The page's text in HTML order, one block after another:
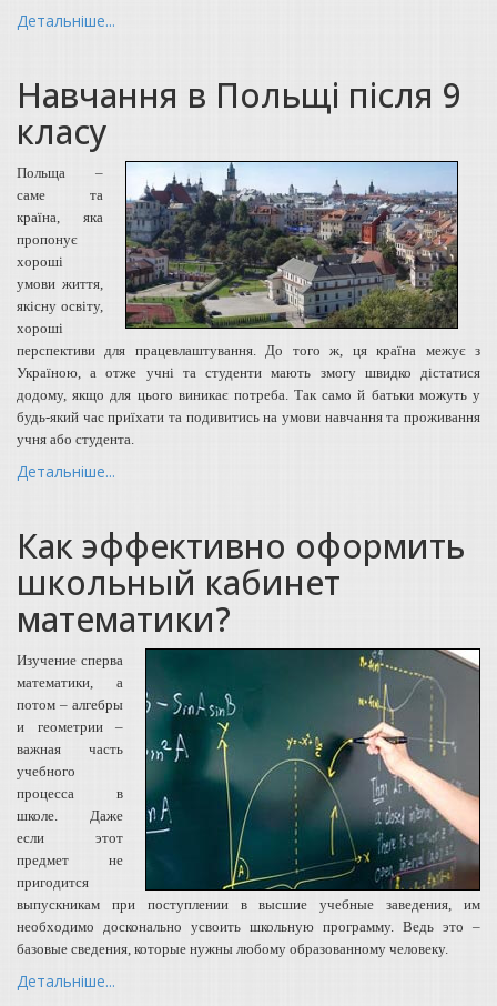
Детальніше...
Навчання в Польщі після 9
класу
Польща –
саме та
країна, яка
пропонує
хороші
умови життя,
якісну освіту,
хороші
перспективи для працевлаштування. До того ж, ця країна межує з
Україною, а отже учні та студенти мають змогу швидко дістатися
додому, якщо для цього виникає потреба. Так само й батьки можуть у
будь-який час приїхати та подивитись на умови навчання та проживання
учня або студента.
Детальніше...
Как эффективно оформить
школьный кабинет
математики?
Изучение сперва
математики, а
потом – алгебры
и геометрии –
важная часть
учебного
процесса в
школе. Даже
если этот
предмет не
пригодится
выпускникам при поступлении в высшие учебные заведения, им
необходимо досконально усвоить школьную программу. Ведь это –
базовые сведения, которые нужны любому образованному человеку.
Детальніше...